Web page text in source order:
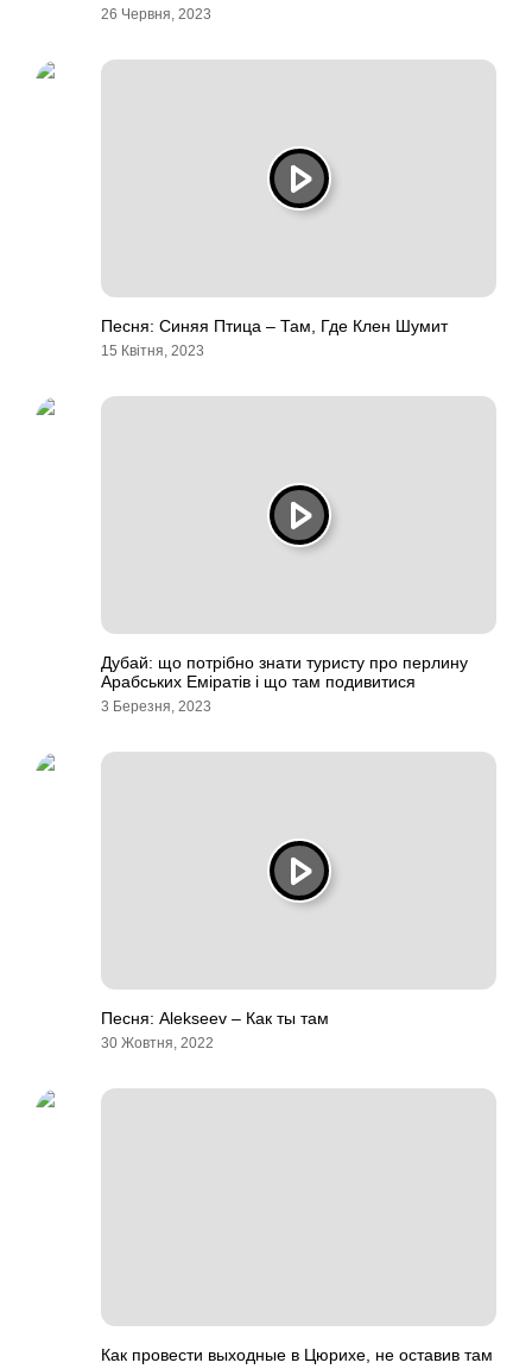
26 Червня, 2023
Песня: Синяя Птица – Там, Где Клен Шумит
15 Квітня, 2023
Дубай: що потрібно знати туристу про перлину
Арабських Еміратів і що там подивитися
3 Березня, 2023
Песня: Alekseev – Как ты там
30 Жовтня, 2022
Как провести выходные в Цюрихе, не оставив там